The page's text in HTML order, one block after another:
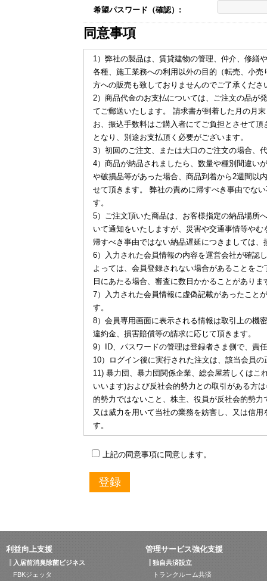
希望パスワード（確認）:
同意事項
1）弊社の製品は、賃貸建物の管理、仲介、修繕
各種、施工業務への利用以外の目的（転売、小
方への販売も致しておりませんのでご了承くださ
2）商品代金のお支払については、ご注文の品が
てご郵送いたします。 請求書が到着した月の月
お、振込手数料はご購入者にてご負担とさせて
となり、別途お支払頂く必要がございます。
3）初回のご注文、または大口のご注文の場合、
4）商品が納品されましたら、数量や種別間違い
や破損品等があった場合、商品到着から2週間以
せて頂きます。 弊社の責めに帰すべき事由でな
す。
5）ご注文頂いた商品は、お客様指定の納品場所
いて通知をいたしますが、災害や交通事情等や
帰すべき事由ではない納品遅延につきましては
6）入力された会員情報の内容を運営会社が確認
よっては、会員登録されない場合があることを
日にあたる場合、審査に数日かかることがありま
7）入力された会員情報に虚偽記載があったこと
す。
8）会員専用画面に表示される情報は取引上の機
違約金、損害賠償等の請求に応じて頂きます。
9）ID、パスワードの管理は登録者さま側で、責
10）ログイン後に実行された注文は、該当会員
11) 暴力団、暴力団関係企業、総会屋若しくはこ
いいます)および反社会的勢力との取引がある方
的勢力ではないこと、株主、役員が反社会的勢
又は威力を用いて当社の業務を妨害し、又は信
す。
上記の同意事項に同意します。
登録
利益向上支援
入居前消臭除菌ビジネス
FBKジェッタ
管理サービス強化支援
独自共済設立
トランクルーム共済